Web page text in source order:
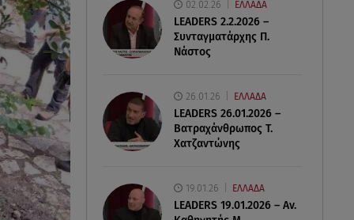
02.02.26 ΕΛΛΑΔΑ
LEADERS 2.2.2026 –
Συνταγματάρχης Π.
Νάστος
26.01.26 ΕΛΛΑΔΑ
LEADERS 26.01.2026 –
Βατραχάνθρωπος Τ.
Χατζαντώνης
19.01.26 ΕΛΛΑΔΑ
LEADERS 19.01.2026 – Αν.